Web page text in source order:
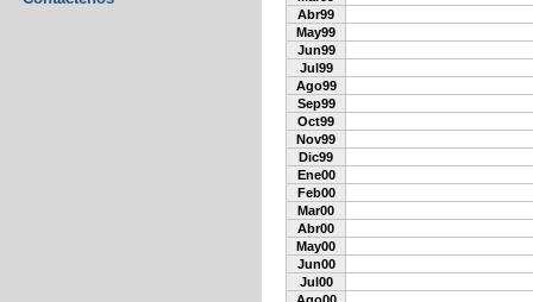
Abr99
May99
Jun99
Jul99
Ago99
Sep99
Oct99
Nov99
Dic99
Ene00
Feb00
Mar00
Abr00
May00
Jun00
Jul00